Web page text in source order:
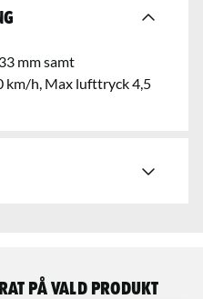
mm samt
km/h, Max lufttryck 4,5
på vald produkt